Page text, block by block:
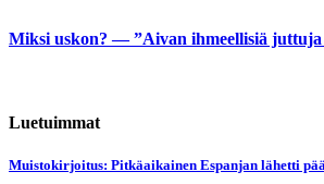
Miksi uskon? — ”Aivan ihmeellisiä
Luetuimmat
Muistokirjoitus: Pitkäaikainen Espanjan lähetti